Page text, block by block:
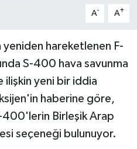
A- A+
yeniden hareketlenen F-
S-400 hava savunma
yeni bir iddia
haberine göre,
400'lerin Birleşik Arap
seçeneği bulunuyor.